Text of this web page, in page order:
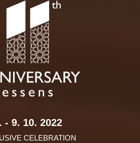
- 9. 10. 2022
CELEBRATION